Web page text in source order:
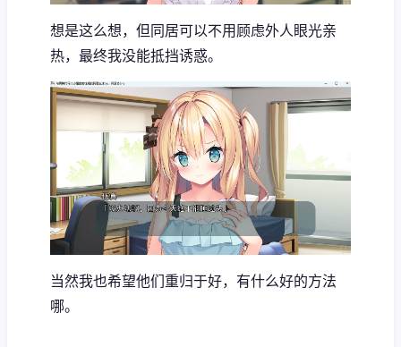
想是这么想，但同居可以不用顾虑外人眼光亲
热，最终我没能抵挡诱惑。
当然我也希望他们重归于好，有什么好的方法
哪。